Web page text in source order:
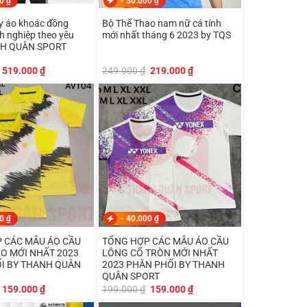
áo khoác đồng
nghiệp theo yêu
QUÂN SPORT
Giá
là:
550.000 ₫.
519.000₫Giá
hiện
tại
là:
519.000 ₫.
Bộ Thể Thao nam nữ cá tính
mới nhất tháng 6 2023 by TQS
249.000₫ Giá
là:
249.000 ₫.
219.000₫Giá
hiện
tại
là:
219.000 ₫.
₫
CÁC MẪU ÁO CẦU
BY THANH QUÂN
Giá
159.000₫Giá
hiện
- 40.000 ₫
TỔNG HỢP CÁC MẪU ÁO CẦU
LÔNG CỔ TRÒN MỚI NHẤT
2023 PHÂN PHỐI BY THANH
QUÂN SPORT
199.000₫ Giá
159.000₫Giá
hiện